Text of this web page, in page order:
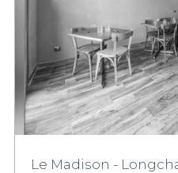
Le Madison -